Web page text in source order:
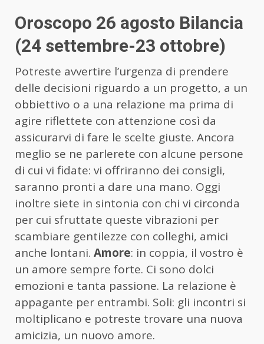
Oroscopo 26 agosto Bilancia
(24 settembre-23 ottobre)
Potreste avvertire l’urgenza di prendere
delle decisioni riguardo a un progetto, a un
obbiettivo o a una relazione ma prima di
agire riflettete con attenzione così da
assicurarvi di fare le scelte giuste. Ancora
meglio se ne parlerete con alcune persone
di cui vi fidate: vi offriranno dei consigli,
saranno pronti a dare una mano. Oggi
inoltre siete in sintonia con chi vi circonda
per cui sfruttate queste vibrazioni per
scambiare gentilezze con colleghi, amici
anche lontani. Amore: in coppia, il vostro è
un amore sempre forte. Ci sono dolci
emozioni e tanta passione. La relazione è
appagante per entrambi. Soli: gli incontri si
moltiplicano e potreste trovare una nuova
amicizia, un nuovo amore.